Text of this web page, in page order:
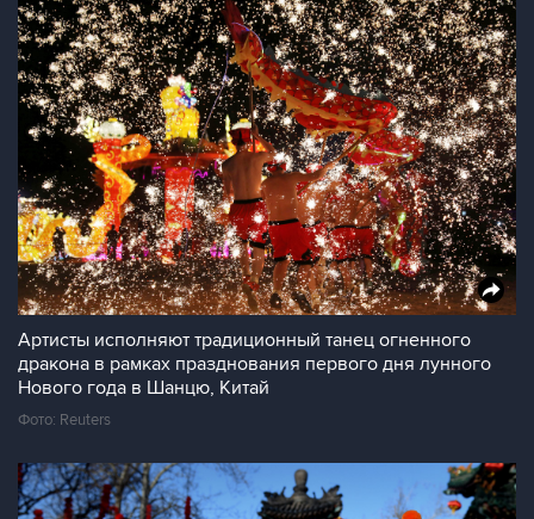
Артисты исполняют традиционный танец огненного
дракона в рамках празднования первого дня лунного
Нового года в Шанцю, Китай
Фото: Reuters